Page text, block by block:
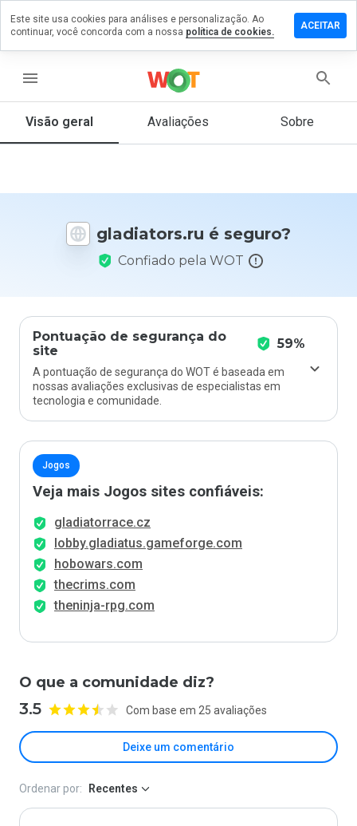
menu
Visão geral Avaliações Sobre
gladiators.ru é seguro?
Confiado pela WOT
Pontuação de segurança do
site
59%
A pontuação de segurança do WOT é baseada em
nossas avaliações exclusivas de especialistas em
tecnologia e comunidade.
Jogos
Veja mais Jogos sites confiáveis:
gladiatorrace.cz
lobby.gladiatus.gameforge.com
hobowars.com
thecrims.com
theninja-rpg.com
O que a comunidade diz?
3.5 Com base em 25 avaliações
Deixe um comentário
um
que
Ordenar por: Recentes
Este site usa cookies para análises e personalização. Ao
continuar, você concorda com a nossa política de cookies.
ACEITAR